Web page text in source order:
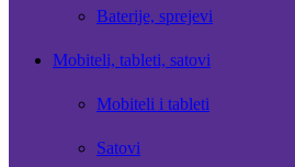
Baterije, sprejevi
Mobiteli, tableti, satovi
Mobiteli i tableti
Satovi